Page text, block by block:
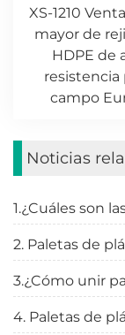
XS-1210
mayor de
HDPE de
resistencia
campo
Noticias
1.¿Cuáles son
3.¿Cómo unir